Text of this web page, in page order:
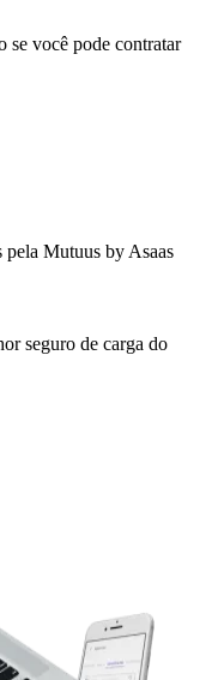
se você pode contratar
pela Mutuus by Asaas
seguro de carga do